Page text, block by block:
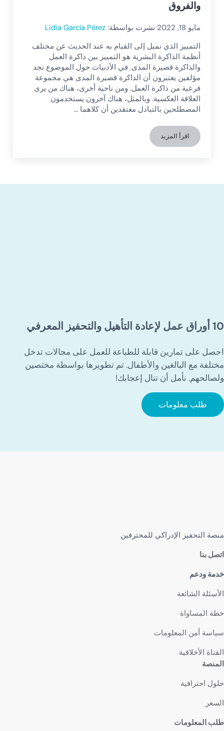
والفروق
مايو 18, 2022 نشرت بواسطة:Lidia García Pérez
التمييز الذي نميل إلى القيام به عند الحديث عن مختلف
أنظمة الذاكرة البشرية هو التمييز بين ذاكرة العمل
والذاكرة قصيرة المدى. في الأدبيات حول الموضوع نجد
مؤلفين يعتبرون أن الذاكرة قصيرة المدى هي مجموعة
فرعية من ذاكرة العمل. ومن ناحية أخرى، هناك من يرى
العلاقة العكسية. وبالمثل، هناك آخرون يستخدمون
المصطلحين بالتبادل معتقدين أن كلاهما …
اقرأ المزيدالذاكرة العاملة والذاكرة قصيرة الأجل: التعريف والفروق
10 أوراق عمل لإعادة التأهيل والتحفيز المعرفي
احصل على تمارين قابلة للطباعة للعمل على مجالات تدخل
مختلفة مع البالغين والأطفال. تم تطويرها بواسطة مختصين
ولصالحهم. نأمل أن تنال إعجابك!
طلب معلومات
منصة التحفيز الإدراكي للمحترفين
اتصل بنا
خدمة ودعم
الأسئلة الشائعة
خطة المساواة
سياسة أمن المعلومات
القناة الأخلاقية
المنصة
حلول احترافية
السعر
طلب المعلومات